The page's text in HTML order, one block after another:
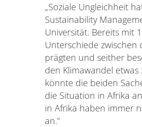
„Soziale Ungleichheit
Sustainability
Universität. Bereits mit
Unterschiede
prägten und seither
den Klimawandel
könnte die beiden
die Situation in Afrika
in Afrika haben immer
an.“